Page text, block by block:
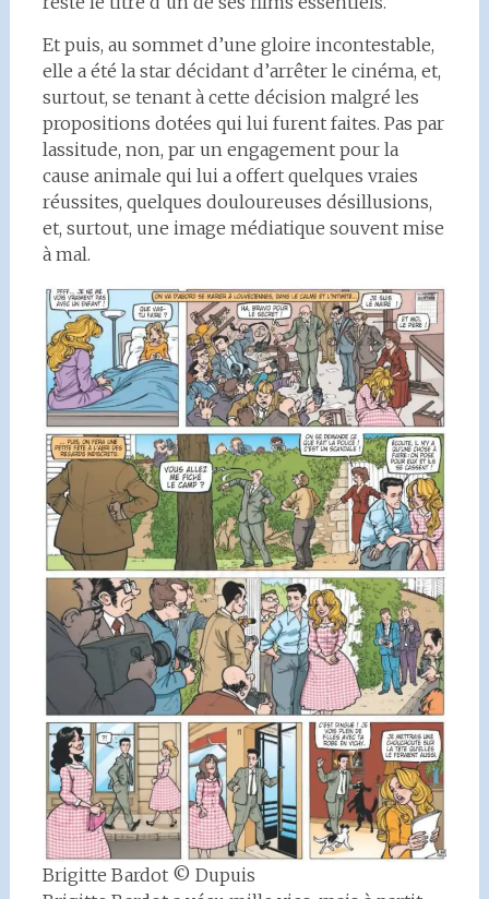
Et puis, au sommet d’une gloire incontestable,
elle a été la star décidant d’arrêter le cinéma, et,
surtout, se tenant à cette décision malgré les
propositions dotées qui lui furent faites. Pas par
lassitude, non, par un engagement pour la
cause animale qui lui a offert quelques vraies
réussites, quelques douloureuses désillusions,
et, surtout, une image médiatique souvent mise
à mal.
Brigitte Bardot © Dupuis